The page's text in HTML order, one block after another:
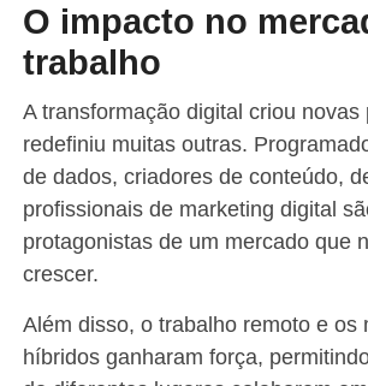
O impacto no
trabalho
A transformação digital criou novas
redefiniu muitas outras.
de dados, criadores de conteúdo,
profissionais de marketing digital
protagonistas de um mercado que
crescer.
Além disso, o trabalho remoto e os
híbridos ganharam força,